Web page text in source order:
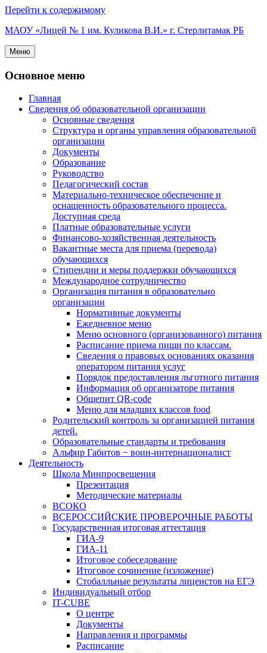
Перейти к содержимому
МАОУ «Лицей № 1 им. Куликова В.И.» г. Стерлитамак РБ
Меню
Основное меню
Главная
Сведения об образовательной организации
Основные сведения
Структура и органы управления образовательной
организации
Документы
Образование
Руководство
Педагогический состав
Материально-техническое обеспечение и
оснащенность образовательного процесса.
Доступная среда
Платные образовательные услуги
Финансово-хозяйственная деятельность
Вакантные места для приема (перевода)
обучающихся
Стипендии и меры поддержки обучающихся
Международное сотрудничество
Организация питания в образовательно
организации
Нормативные документы
Ежедневное меню
Меню основного (организованного) питания
Расписание приема пищи по классам.
Сведения о правовых основаниях оказания
оператором питания услуг
Порядок предоставления льготного питания
Информация об организаторе питания
Общепит QR-code
Меню для младших классов food
Родительский контроль за организацией питания
детей.
Образовательные стандарты и требования
Альфир Габитов − воин-интернационалист
Деятельность
Школа Минпросвещения
Презентация
Методические материалы
ВСОКО
ВСЕРОССИЙСКИЕ ПРОВЕРОЧНЫЕ РАБОТЫ
Государственная итоговая аттестация
ГИА-9
ГИА-11
Итоговое собеседование
Итоговое сочинение (изложение)
Стобалльные результаты лицеистов на ЕГЭ
Индивидуальный отбор
IT-CUBE
О центре
Документы
Направления и программы
Расписание